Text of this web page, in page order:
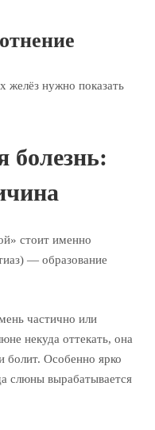
желёз нужно показать
болезнь:
стоит именно
— образование
частично или
некуда оттекать, она
болит. Особенно ярко
слюны вырабатывается